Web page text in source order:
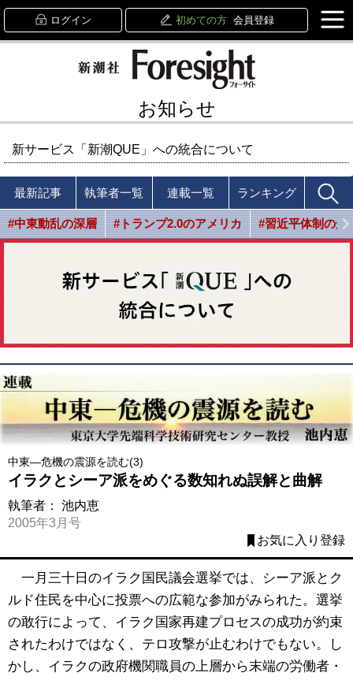
ログイン 初めての方 会員登録
お知らせ
新サービス「新潮QUE」への統合について
最新記事 執筆者一覧 連載一覧 ランキング
#中東動乱の深層 #トランプ2.0のアメリカ #習近平体制の光
中東―危機の震源を読む(3)
イラクとシーア派をめぐる数知れぬ誤解と曲解
執筆者： 池内恵
2005年3月号
お気に入り登録
一月三十日のイラク国民議会選挙では、シーア派とク
ルド住民を中心に投票への広範な参加がみられた。選挙
の敢行によって、イラク国家再建プロセスの成功が約束
されたわけではなく、テロ攻撃が止むわけでもない。し
かし、イラクの政府機関職員の上層から末端の労働者・